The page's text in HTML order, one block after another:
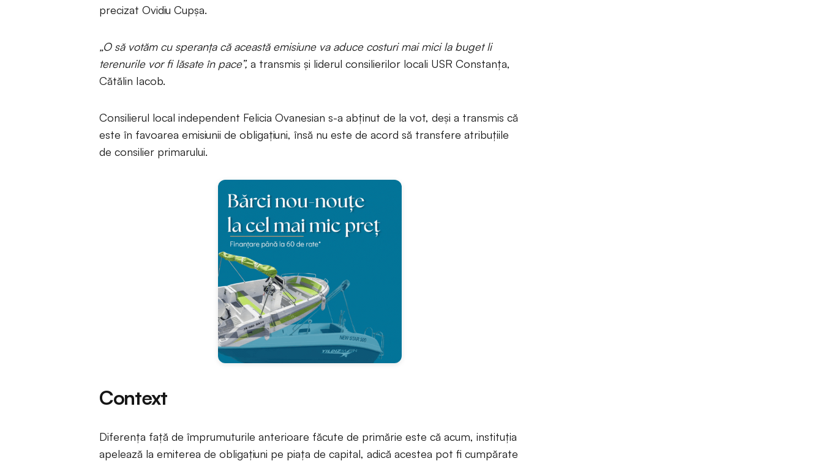
precizat Ovidiu Cupșa.
„O să votăm cu speranța că această emisiune va aduce costuri mai mici la buget li
terenurile vor fi lăsate în pace”, a transmis și liderul consilierilor locali USR Constanța,
Cătălin Iacob.
Consilierul local independent Felicia Ovanesian s-a abținut de la vot, deși a transmis că
este în favoarea emisiunii de obligațiuni, însă nu este de acord să transfere atribuțiile
de consilier primarului.
Context
Diferența față de împrumuturile anterioare făcute de primărie este că acum, instituția
apelează la emiterea de obligațiuni pe piața de capital, adică acestea pot fi cumpărate